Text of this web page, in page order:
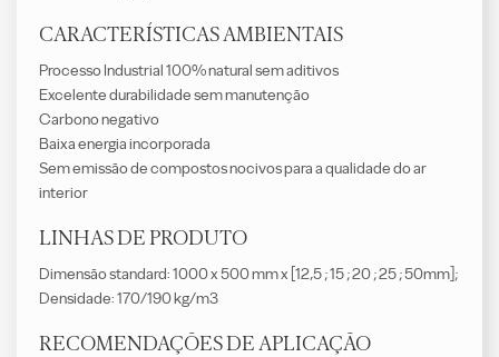
CARACTERÍSTICAS AMBIENTAIS
Processo Industrial 100% natural sem aditivos
Excelente durabilidade sem manutenção
Carbono negativo
Baixa energia incorporada
Sem emissão de compostos nocivos para a qualidade do ar
interior
LINHAS DE PRODUTO
Dimensão standard: 1000 x 500 mm x [12,5 ; 15 ; 20 ; 25 ; 50mm];
Densidade: 170/190 kg/m3
RECOMENDAÇÕES DE APLICAÇÃO